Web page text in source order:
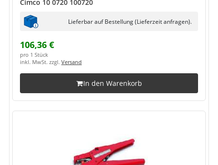
Cimco 10 0720 100720
Lieferbar auf Bestellung (Lieferzeit anfragen).
106,36 €
pro 1 Stück
inkl. MwSt. zzgl. Versand
In den Warenkorb